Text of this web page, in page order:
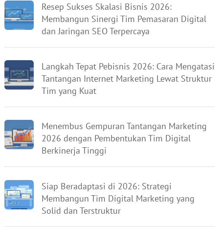
Resep Sukses Skalasi Bisnis 2026:
Membangun Sinergi Tim Pemasaran Digital
dan Jaringan SEO Terpercaya
Langkah Tepat Pebisnis 2026: Cara Mengatasi
Tantangan Internet Marketing Lewat Struktur
Tim yang Kuat
Menembus Gempuran Tantangan Marketing
2026 dengan Pembentukan Tim Digital
Berkinerja Tinggi
Siap Beradaptasi di 2026: Strategi
Membangun Tim Digital Marketing yang
Solid dan Terstruktur